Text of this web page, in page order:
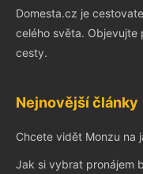
Domesta.cz je
celého světa.
cesty.
Nejnovější články
Chcete vidět Monzu na
Jak si vybrat pronájem